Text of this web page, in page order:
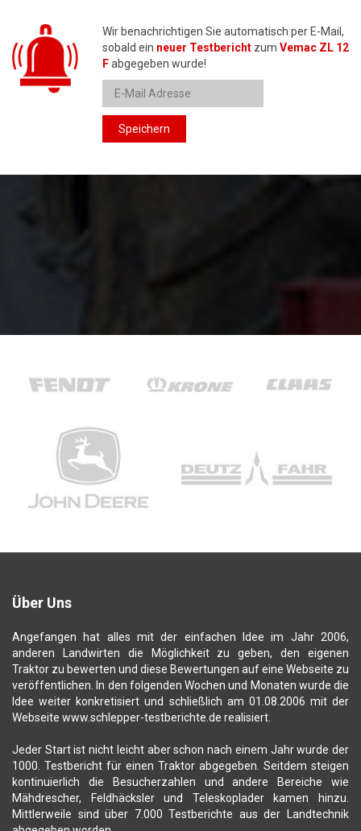
Wir benachrichtigen Sie automatisch per E-Mail,
sobald ein neuer Testbericht zum Vemac ZL 12
Fabgegeben wurde!
Speichern
Über Uns
Angefangen hat alles mit der einfachen Idee im Jahr 2006,
anderen Landwirten die Möglichkeit zu geben, den eigenen
Traktor zu bewerten und diese Bewertungen auf eine Webseite zu
veröffentlichen. In den folgenden Wochen und Monaten wurde die
Idee weiter konkretisiert und schließlich am 01.08.2006 mit der
Webseite www.schlepper-testberichte.de realisiert.
Jeder Start ist nicht leicht aber schon nach einem Jahr wurde der
1000. Testbericht für einen Traktor abgegeben. Seitdem steigen
kontinuierlich die Besucherzahlen und andere Bereiche wie
Mähdrescher, Feldhäcksler und Teleskoplader kamen hinzu.
Mittlerweile sind über 7.000 Testberichte aus der Landtechnik